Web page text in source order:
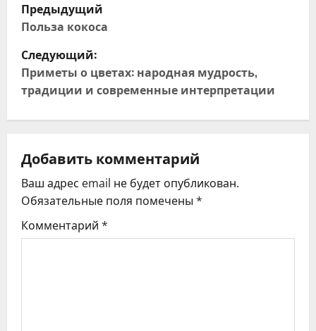
а
в
и
г
а
ц
и
я
Предыдущий
Польза кокоса
Следующий:
Приметы о цветах: народная мудрость,
традиции и современные интерпретации
Добавить комментарий
Ваш адрес email не будет опубликован.
Обязательные поля помечены *
Комментарий *